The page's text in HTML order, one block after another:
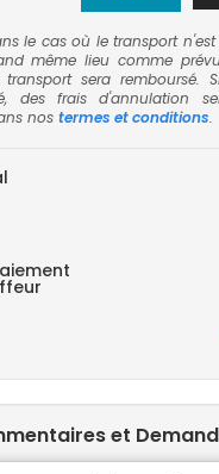
le cas où le transport
même lieu comme
sera remboursé.
des frais d'annulation
nos termes et conditions.
et